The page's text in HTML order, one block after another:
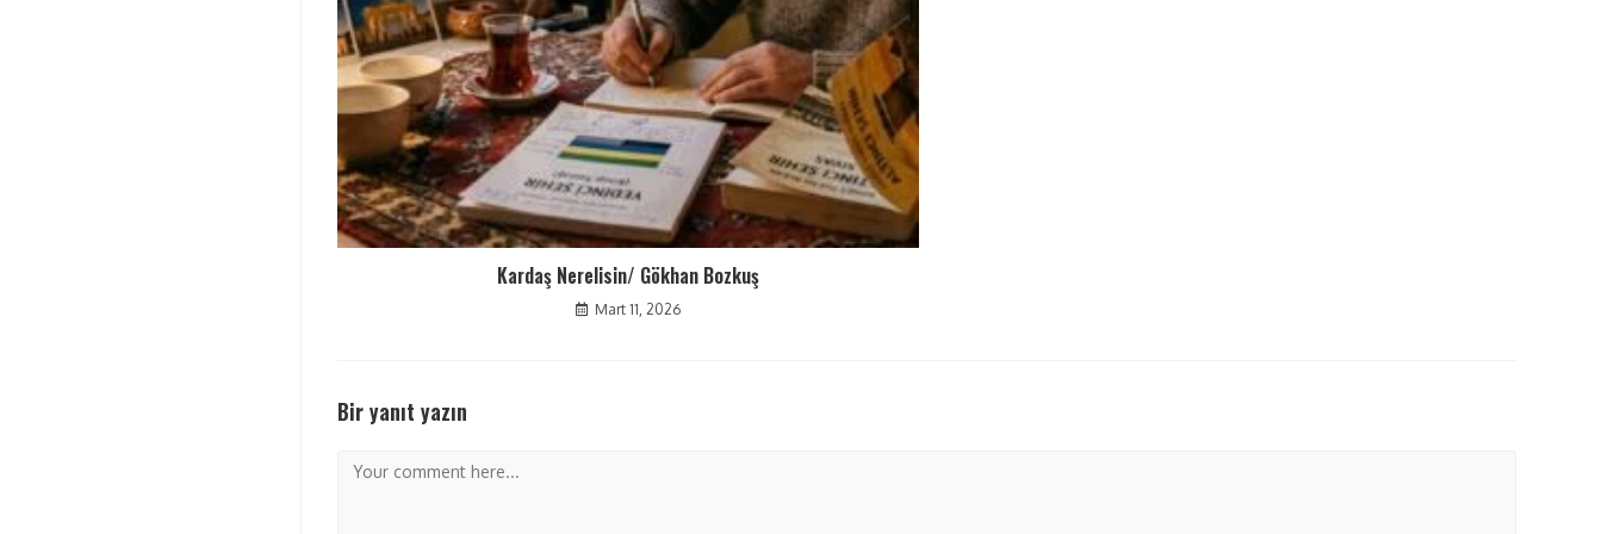
Kardaş Nerelisin/ Gökhan Bozkuş
Mart 11, 2026
Bir yanıt yazın